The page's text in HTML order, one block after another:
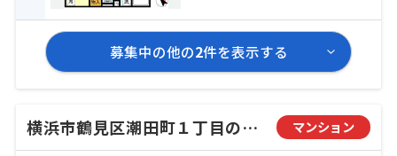
募集中の他の2件を表示する
横浜市鶴見区潮田町１丁目のマンション マンション